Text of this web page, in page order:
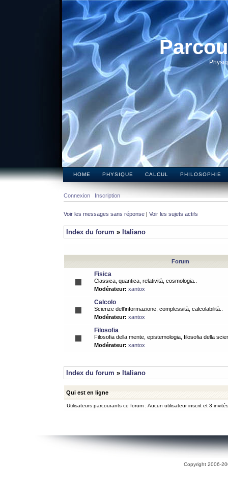
HOME PHYSIQUE CALCUL PHILOSOPHIE
Connexion Inscription
Voir les messages sans réponse | Voir les sujets actifs
Index du forum » Italiano
Forum
Fisica
Classica, quantica, relatività, cosmologia..
Modérateur: xantox
Calcolo
Scienze dell'informazione, complessità, calcolabilità..
Modérateur: xantox
Filosofia
Filosofia della mente, epistemologia, filosofia della
Modérateur: xantox
Index du forum » Italiano
Qui est en ligne
Utilisateurs parcourants ce forum : Aucun utilisateur inscrit et 3 invités
Copyright 2006-